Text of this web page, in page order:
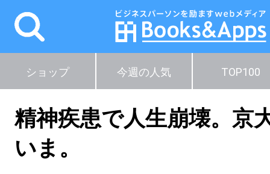
ショップ 今週の人気 TOP100
精神疾患で人生崩壊。京
いま。